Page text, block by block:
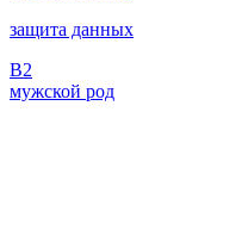
защита данных
B2
мужской род